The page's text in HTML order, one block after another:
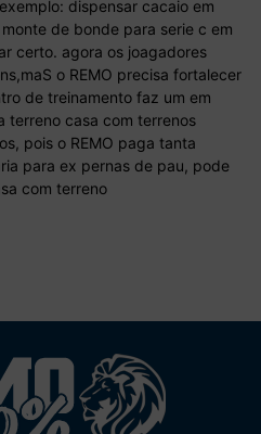
dispensar cacaio em
de bonde para serie c em
certo. agora os joagadores
o REMO precisa fortalecer
de treinamento faz um em
terreno casa com terrenos
pois o REMO paga tanta
para ex pernas de pau, pode
com terreno